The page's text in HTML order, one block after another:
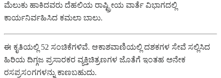
ಮೆಲುಕು ಹಾಕಿದವರು ದೆಹಲಿಯ ರಾಷ್ಟ್ರೀಯ ವಾರ್ತೆ ವಿಭಾಗದಲ್ಲಿ
ಕಾರ್ಯನಿರ್ವಹಿಸಿದ ಕಮಲಾ ಬಾಲು.
ಈ ಕೃತಿಯಲ್ಲಿ 52 ಸಂಚಿಕೆಗಳಿವೆ. ಆಕಾಶವಾಣಿಯಲ್ಲಿ ದಶಕಗಳ ಸೇವೆ ಸಲ್ಲಿಸಿದ
ಹಿರಿಯ ದಿಗ್ಗಜ ಪ್ರಸಾರಕರ ವ್ಯಕ್ತಿಚಿತ್ರಣಗಳ ಜೊತೆಗೆ ಇಂತಹ ಅನೇಕ
ರಸಪ್ರಸಂಗಗಳನ್ನು ಕಾಣಬಹುದು.